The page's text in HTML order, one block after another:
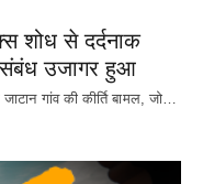
शोध से दर्दनाक
संबंध उजागर हुआ
गांव की कीर्ति बामल, जो…